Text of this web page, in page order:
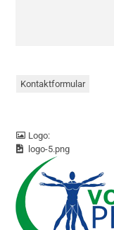
Kontaktformular
Logo:
logo-5.png